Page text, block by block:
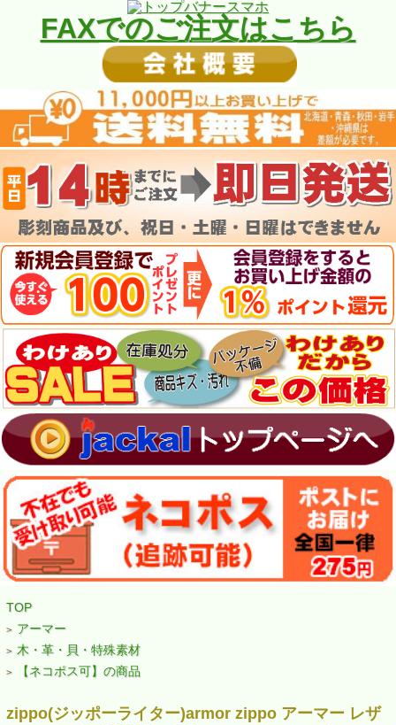
FAXでのご注文はこちら
TOP
> アーマー
> 木・革・貝・特殊素材
> 【ネコポス可】の商品
zippo(ジッポーライター)armor zippo アーマー レザ